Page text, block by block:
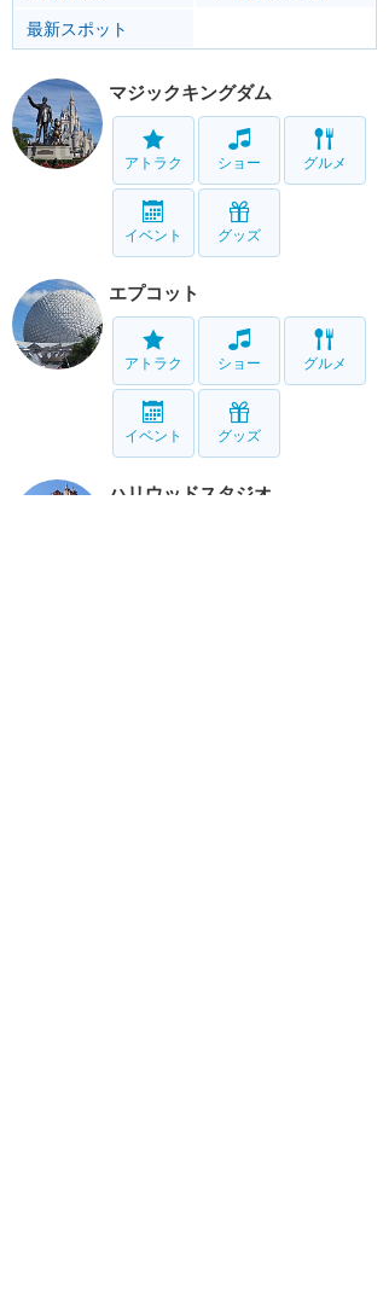
最新スポット
マジックキングダム
アトラク ショー グルメ
イベント グッズ
エプコット
アトラク ショー グルメ
イベント グッズ
ハリウッドスタジオ